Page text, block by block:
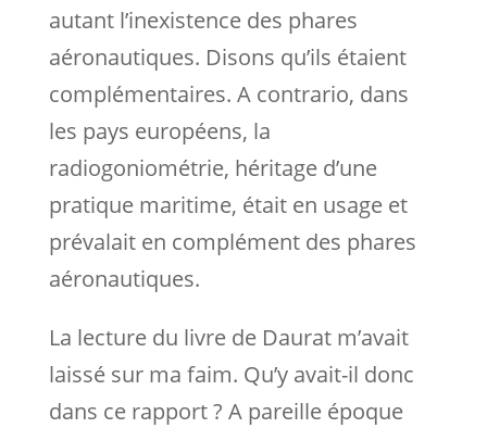
autant l’inexistence des phares
aéronautiques. Disons qu’ils étaient
complémentaires. A contrario, dans
les pays européens, la
radiogoniométrie, héritage d’une
pratique maritime, était en usage et
prévalait en complément des phares
aéronautiques.
La lecture du livre de Daurat m’avait
laissé sur ma faim. Qu’y avait-il donc
dans ce rapport ? A pareille époque